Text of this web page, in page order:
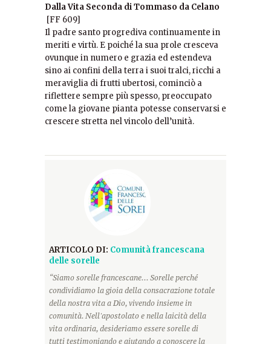
Dalla Vita Seconda di Tommaso da Celano
[FF 609]
Il padre santo progrediva continuamente in
meriti e virtù. E poiché la sua prole cresceva
ovunque in numero e grazia ed estendeva
sino ai confini della terra i suoi tralci, ricchi a
meraviglia di frutti ubertosi, cominciò a
riflettere sempre più spesso, preoccupato
come la giovane pianta potesse conservarsi e
crescere stretta nel vincolo dell’unità.
ARTICOLO DI: Comunità francescana
delle sorelle
“Siamo sorelle francescane... Sorelle perché
condividiamo la gioia della consacrazione totale
della nostra vita a Dio, vivendo insieme in
comunità. Nell'apostolato e nella laicità della
vita ordinaria, desideriamo essere sorelle di
tutti testimoniando e aiutando a conoscere la